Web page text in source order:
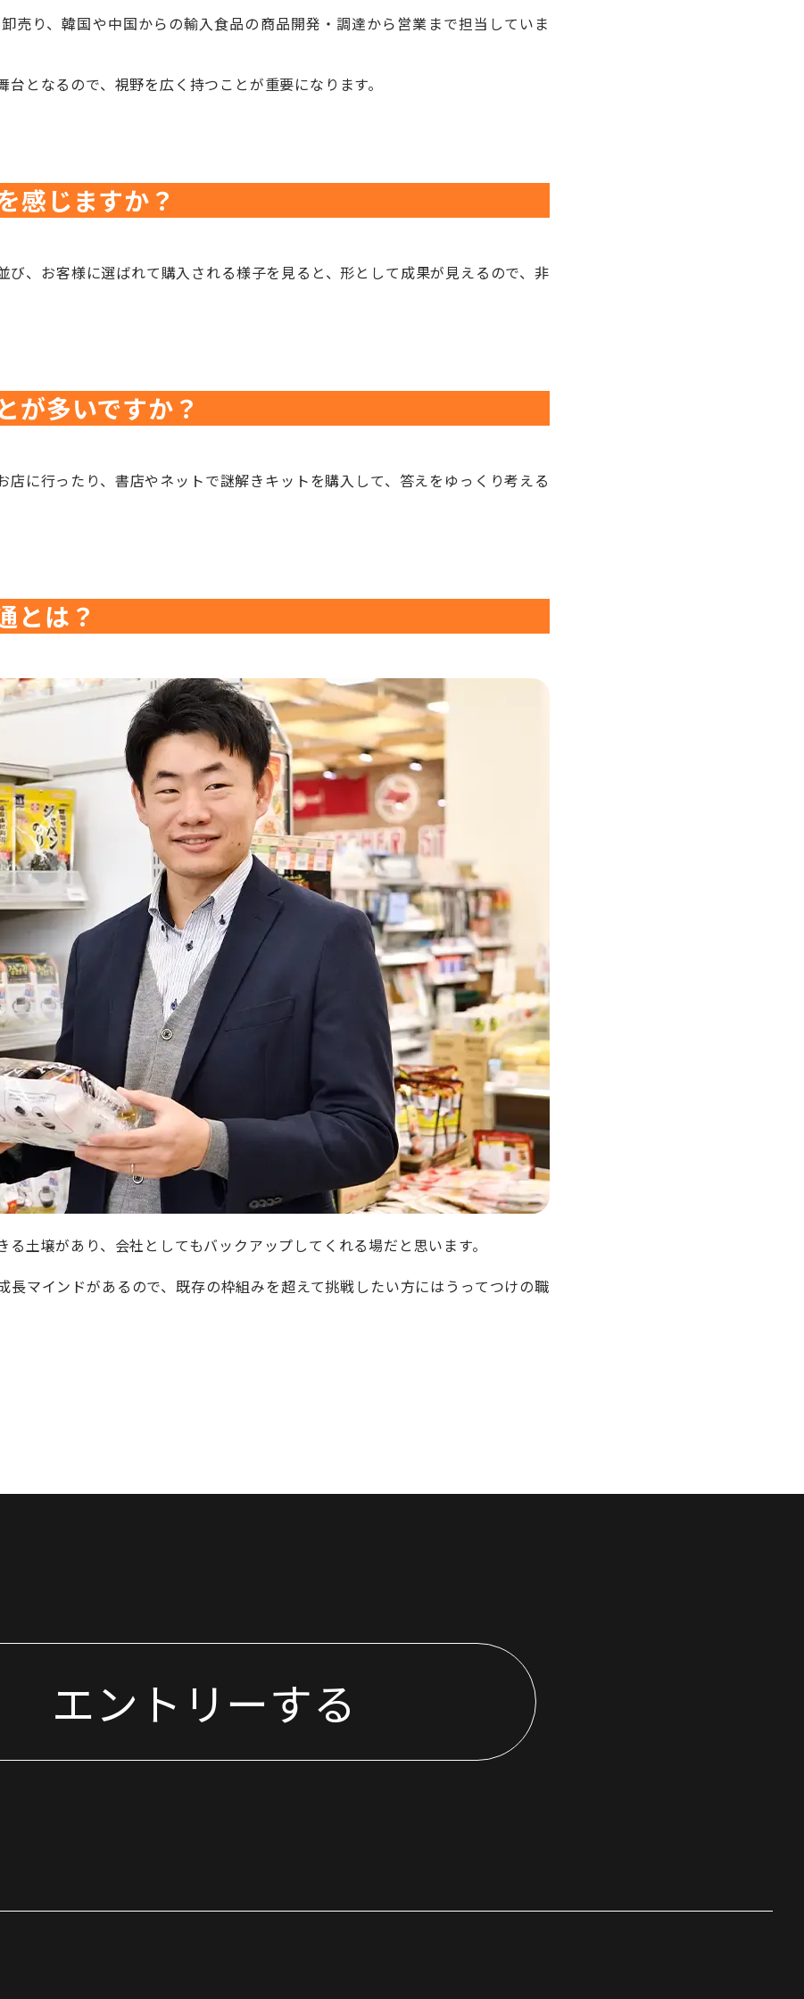
売り、韓国や中国からの輸入食品の商品開発・調達から営業まで担当していま
となるので、視野を広く持つことが重要になります。
感じますか？
、お客様に選ばれて購入される様子を見ると、形として成果が見えるので、非
が多いですか？
に行ったり、書店やネットで謎解きキットを購入して、答えをゆっくり考える
とは？
土壌があり、会社としてもバックアップしてくれる場だと思います。
マインドがあるので、既存の枠組みを超えて挑戦したい方にはうってつけの職
エントリーする